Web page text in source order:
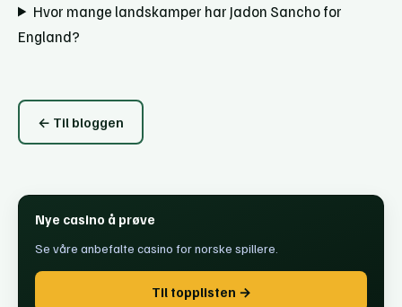
Hvor mange landskamper har Jadon Sancho for
England?
← Til bloggen
Nye casino å prøve
Se våre anbefalte casino for norske spillere.
Til topplisten →